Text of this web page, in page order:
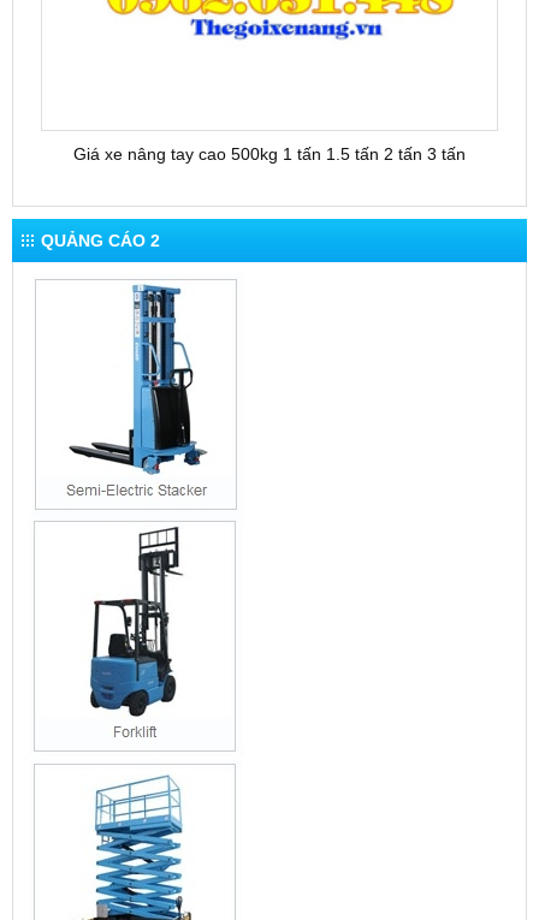
Giá xe nâng tay cao 500kg 1 tấn 1.5 tấn 2 tấn 3 tấn
QUẢNG CÁO 2